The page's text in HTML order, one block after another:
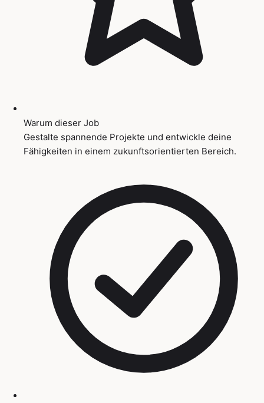
Warum dieser Job
Gestalte spannende Projekte und entwickle deine
Fähigkeiten in einem zukunftsorientierten Bereich.